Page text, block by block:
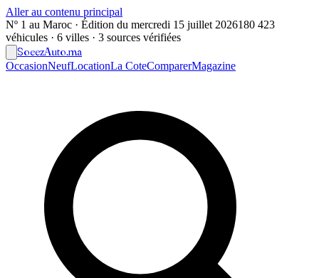
Aller au contenu principal
Nº 1 au Maroc · Édition du mercredi 15 juillet 2026180 423
véhicules · 6 villes · 3 sources vérifiées
SoeezAuto.ma
OccasionNeufLocationLa CoteComparerMagazine